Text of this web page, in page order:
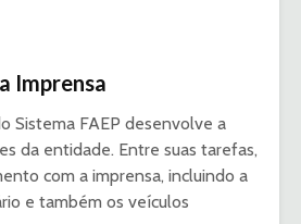
Imprensa
Sistema FAEP desenvolve a
da entidade. Entre suas tarefas,
com a imprensa, incluindo a
e também os veículos